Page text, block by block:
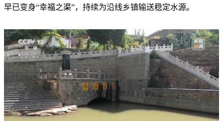
早已变身“幸福之渠”，持续为沿线乡镇输送稳定水源。